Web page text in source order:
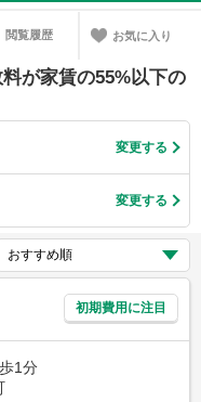
閲覧履歴 お気に入り
が家賃の55%以下の
変更する
変更する
初期費用に注目
1分